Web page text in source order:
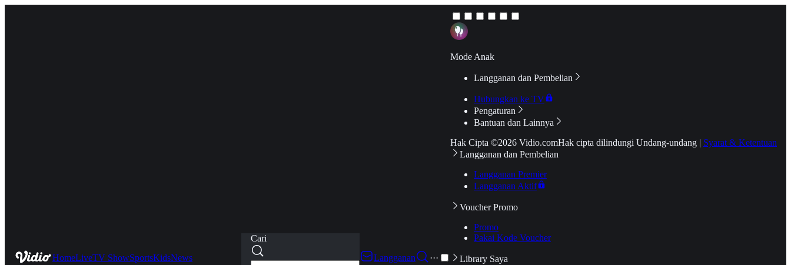
HomeLiveTV ShowSportsKidsNews
Cari
Langganan
···
Mode Anak
Langganan dan Pembelian
Hubungkan ke TV
Pengaturan
Bantuan dan Lainnya
Hak Cipta ©2026 Vidio.comHak cipta dilindungi Undang-undang | Syarat & Ketentuan
Langganan dan Pembelian
Langganan Premier
Langganan Aktif
Voucher Promo
Promo
Pakai Kode Voucher
Library Saya